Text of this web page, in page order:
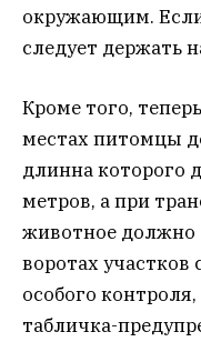
окружающим. Если
следует держать
Кроме того,
местах питомцы
длинна которого
метров, а при
животное должно
воротах
особого
табличка-